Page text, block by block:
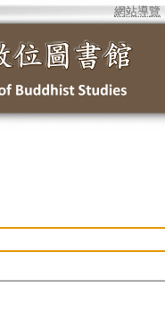
網站導覽